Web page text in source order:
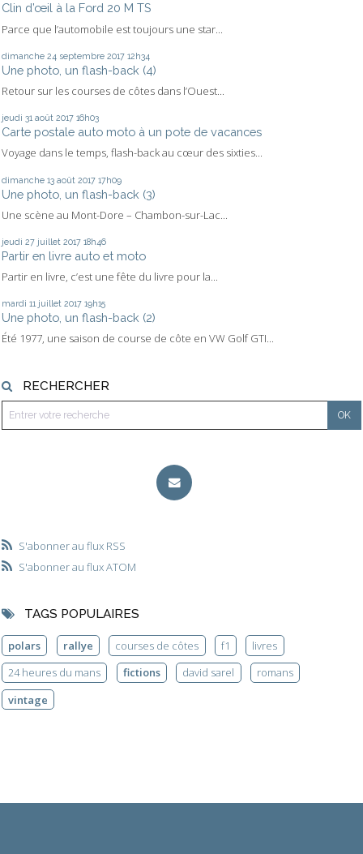
Clin d’œil à la Ford 20 M TS
Parce que l’automobile est toujours une star...
dimanche 24 septembre 2017 12h34
Une photo, un flash-back (4)
Retour sur les courses de côtes dans l’Ouest...
jeudi 31 août 2017 16h03
Carte postale auto moto à un pote de vacances
Voyage dans le temps, flash-back au cœur des sixties...
dimanche 13 août 2017 17h09
Une photo, un flash-back (3)
Une scène au Mont-Dore – Chambon-sur-Lac...
jeudi 27 juillet 2017 18h46
Partir en livre auto et moto
Partir en livre, c’est une fête du livre pour la...
mardi 11 juillet 2017 19h15
Une photo, un flash-back (2)
Été 1977, une saison de course de côte en VW Golf GTI...
RECHERCHER
S'abonner au flux RSS
S'abonner au flux ATOM
TAGS POPULAIRES
polars rallye courses de côtes f1
livres
24 heures du mans
fictions david sarel
romans
vintage